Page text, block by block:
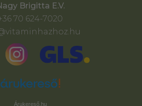
Brigitta E.V.
70 624-7020
Árukereső.hu